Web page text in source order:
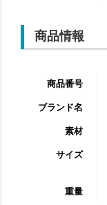
商品情報
商品番号
ブランド名
素材
サイズ
重量